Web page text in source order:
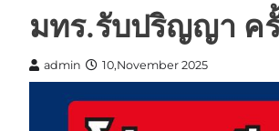
มทร.รับปริญญา ค
admin 10,November 2025